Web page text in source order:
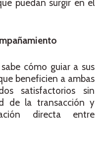
puedan surgir en el
cómo guiar a sus
beneficien a ambas
satisfactorios sin
de la transacción y
directa entre